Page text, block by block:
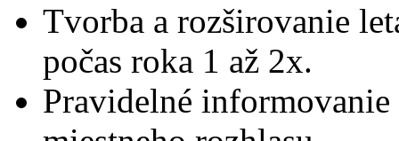
Tvorba a rozširovanie
počas roka 1 až 2x.
Pravidelné